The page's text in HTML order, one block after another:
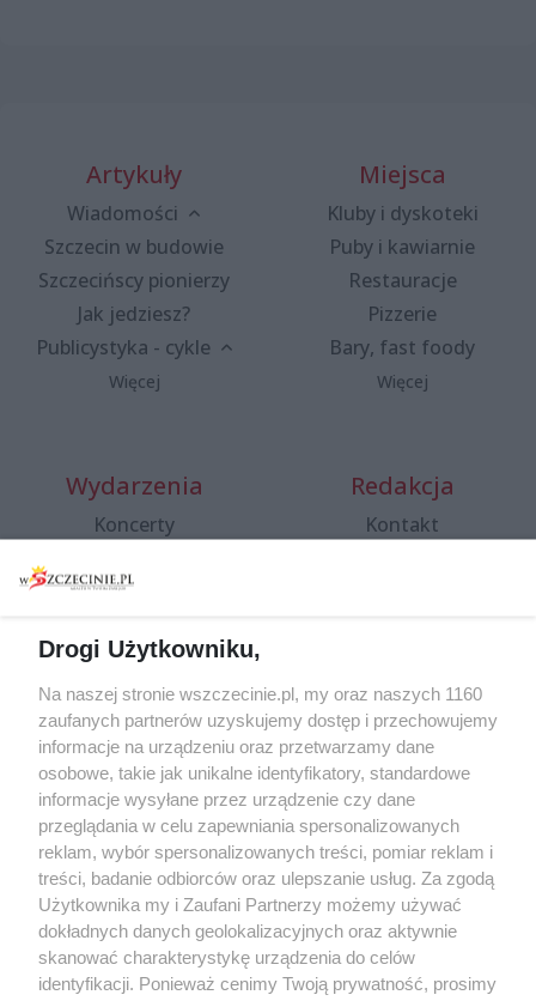
Artykuły
Wiadomości
Szczecin w budowie
Szczecińscy pionierzy
Jak jedziesz?
Publicystyka - cykle
Więcej
Miejsca
Kluby i dyskoteki
Puby i kawiarnie
Restauracje
Pizzerie
Bary, fast foody
Więcej
Wydarzenia
Koncerty
Spacery i oprowadzania
targi
Wernisaże
Więcej
Redakcja
Kontakt
Specjalny koncert z okazji
20. urodzin portalu
wSzczecinie.pl
Regulamin konkursów
śniadaniówka "Hej
Szczecin! Jest piątek!"
Partnerzy
Praca Szczecin
Drogi Użytkowniku,
Na naszej stronie wszczecinie.pl, my oraz naszych 1160
zaufanych partnerów uzyskujemy dostęp i przechowujemy
informacje na urządzeniu oraz przetwarzamy dane
osobowe, takie jak unikalne identyfikatory, standardowe
informacje wysyłane przez urządzenie czy dane
przeglądania w celu zapewniania spersonalizowanych
reklam, wybór spersonalizowanych treści, pomiar reklam i
treści, badanie odbiorców oraz ulepszanie usług. Za zgodą
Użytkownika my i Zaufani Partnerzy możemy używać
dokładnych danych geolokalizacyjnych oraz aktywnie
skanować charakterystykę urządzenia do celów
identyfikacji. Ponieważ cenimy Twoją prywatność, prosimy